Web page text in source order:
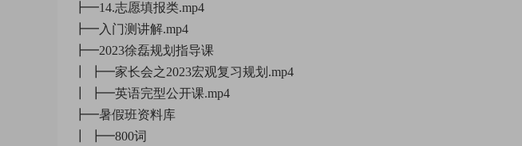
┣━14.志愿填报类.mp4
┣━入门测讲解.mp4
┣━2023徐磊规划指导课
┃ ┣━家长会之2023宏观复习规划.mp4
┃ ┣━英语完型公开课.mp4
┣━暑假班资料库
┃ ┣━800词